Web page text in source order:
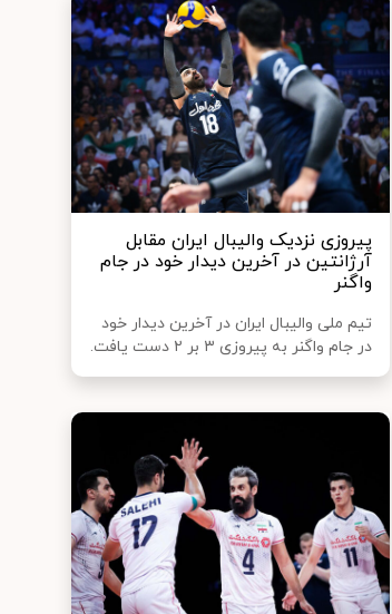
پیروزی نزدیک والیبال ایران مقابل
آرژانتین در آخرین دیدار خود در جام
واگنر
تیم ملی والیبال ایران در آخرین دیدار خود
در جام واگنر به پیروزی ۳ بر ۲ دست یافت.